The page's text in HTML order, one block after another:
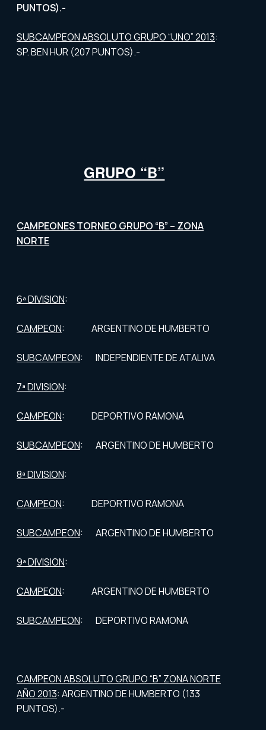
PUNTOS).-
SUBCAMPEON ABSOLUTO GRUPO “UNO” 2013:
SP. BEN HUR (207 PUNTOS).-
GRUPO “B”
CAMPEONES TORNEO GRUPO “B” – ZONA
NORTE
6ª DIVISION:
CAMPEON: ARGENTINO DE HUMBERTO
SUBCAMPEON: INDEPENDIENTE DE ATALIVA
7ª DIVISION:
CAMPEON: DEPORTIVO RAMONA
SUBCAMPEON: ARGENTINO DE HUMBERTO
8ª DIVISION:
CAMPEON: DEPORTIVO RAMONA
SUBCAMPEON: ARGENTINO DE HUMBERTO
9ª DIVISION:
CAMPEON: ARGENTINO DE HUMBERTO
SUBCAMPEON: DEPORTIVO RAMONA
CAMPEON ABSOLUTO GRUPO “B” ZONA NORTE
AÑO 2013: ARGENTINO DE HUMBERTO (133
PUNTOS).-